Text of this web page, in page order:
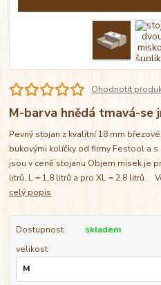
Ohodnotit
M-barva hnědá tmavá-se
Pevný stojan z kvalitní 18 mm
bukovými kolíčky od firmy Festool a
jsou v ceně stojanu Objem misek je
litrů, L = 1,8 litrů a pro XL = 2,8 litrů.
celý popis
Dostupnost
skladem
velikost